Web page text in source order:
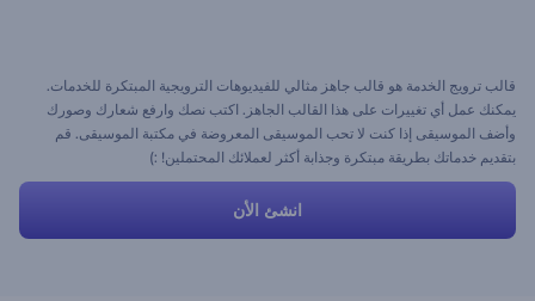
قالب ترويج الخدمة هو قالب جاهز مثالي للفيديوهات الترويجية المبتكرة للخدمات.
يمكنك عمل أي تغييرات على هذا القالب الجاهز. اكتب نصك وارفع شعارك وصورك
وأضف الموسيقى إذا كنت لا تحب الموسيقى المعروضة في مكتبة الموسيقى. قم
بتقديم خدماتك بطريقة مبتكرة وجذابة أكثر لعملائك المحتملين! :)
انشئ الأن